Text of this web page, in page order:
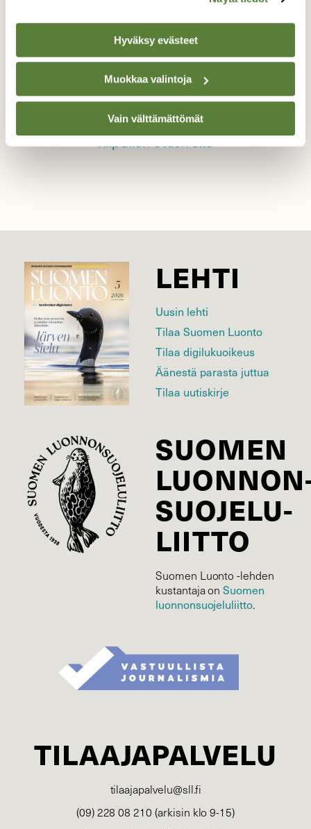
Hyväksy evästeet
Muokkaa valintoja
Vain välttämättömät
siimeksissä
Huomiota herättävä pikkukuusi
Kuvaaja: Jenny von Behr
Kilpailun etusivulle
LEHTI
Uusin lehti
Tilaa Suomen Luonto
Tilaa digilukuoikeus
Äänestä parasta juttua
Tilaa uutiskirje
SUOMEN
SUOJELU­
LIITTO
Suomen Luonto -lehden
kustantaja onSuomen
luonnonsuojelu­liitto.
TILAAJAPALVELU
tilaajapalvelu@sll.fi
(09) 228 08 210 (arkisin klo 9-15)